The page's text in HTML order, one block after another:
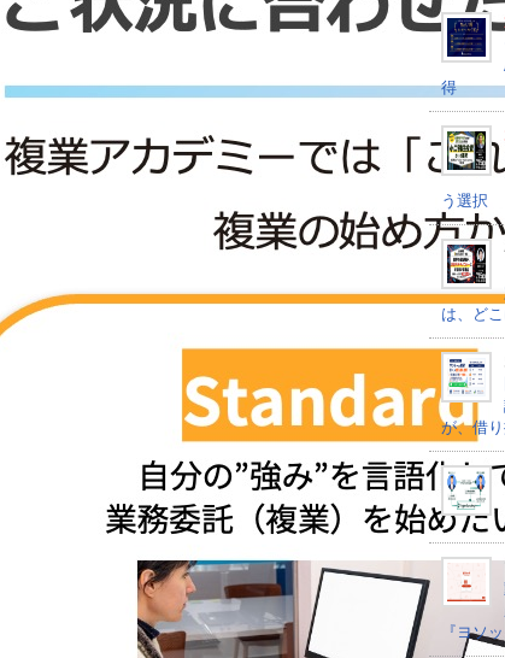
得
う選択
は、ど
が、借
『ヨソ